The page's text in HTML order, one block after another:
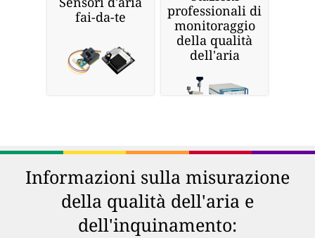
fai-da-te
professionali di
monitoraggio
della qualità
dell'aria
Informazioni sulla misurazione
della qualità dell'aria e
dell'inquinamento: